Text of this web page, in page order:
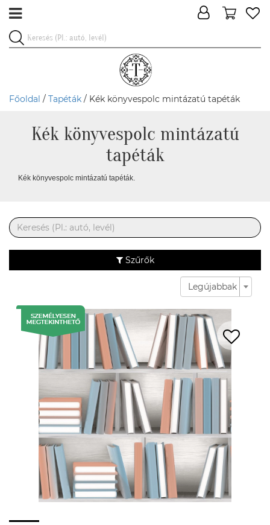
Főoldal / Tapéták / Kék könyvespolc mintázatú tapéták
Kék könyvespolc mintázatú
tapéták
Kék könyvespolc mintázatú tapéták.
Szűrők
Legújabbak